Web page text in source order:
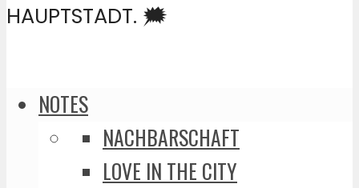
HAUPTSTADT. 🗯️
NOTES
NACHBARSCHAFT
LOVE IN THE CITY